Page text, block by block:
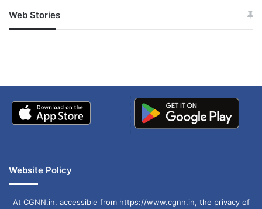
Web Stories
जम्मू-कश्मीर में बारिश से
अपडेट
खाई में धक्का… आरोपियों ने
Website Policy
At CGNN.in, accessible from https://www.cgnn.in, the privacy of